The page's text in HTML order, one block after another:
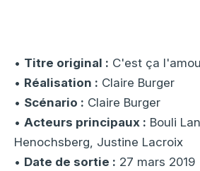
• Titre original : C'est ça
• Réalisation : Claire Burger
• Scénario : Claire Burger
• Acteurs principaux : Bouli
Henochsberg, Justine Lacroix
• Date de sortie : 27 mars 2019